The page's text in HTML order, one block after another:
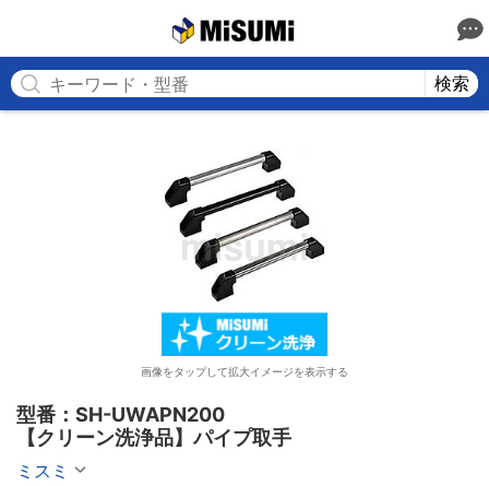
検索
画像をタップして拡大イメージを表示する
型番：SH-UWAPN200
【クリーン洗浄品】パイプ取手
ミスミ